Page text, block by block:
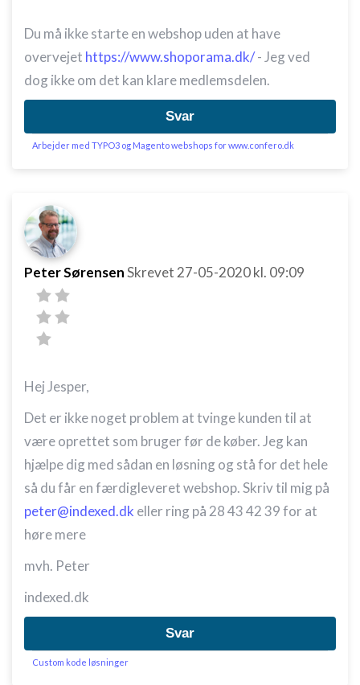
Du må ikke starte en webshop uden at have
overvejet https://www.shoporama.dk/- Jeg ved
dog ikke om det kan klare medlemsdelen.
Svar
Arbejder med TYPO3 og Magento webshops for www.confero.dk
Peter SørensenSkrevet 27-05-2020kl. 09:09
Hej Jesper,
Det er ikke noget problem at tvinge kunden til at
være oprettet som bruger før de køber. Jeg kan
hjælpe dig med sådan en løsning og stå for det hele
så du får en færdigleveret webshop. Skriv til mig på
peter@indexed.dk eller ring på 28 43 42 39 for at
høre mere
mvh. Peter
indexed.dk
Svar
Custom kode løsninger